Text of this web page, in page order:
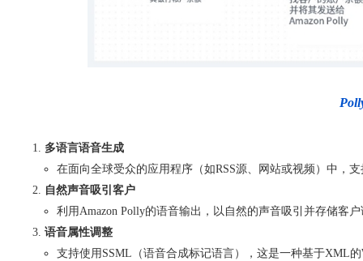
多语言语音生成
在面向全球受众的应用程序（如RSS源、网站或视频）中，
自然声音吸引客户
利用Amazon Polly的语音输出，以自然的声音吸引并存储客
语音属性调整
支持使用SSML（语音合成标记语言），这是一种基于XML